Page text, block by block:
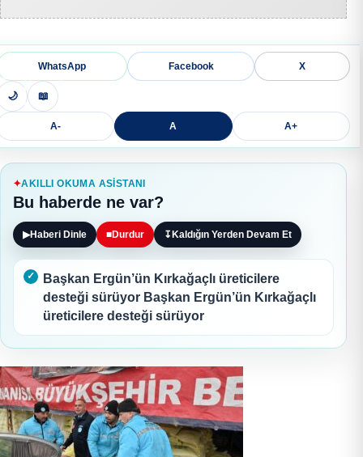
WhatsApp Facebook X
🌙 📖
A- A A+
AKILLI OKUMA ASISTANI
Bu haberde ne var?
▶Haberi Dinle ■Durdur ↧Kaldığın Yerden Devam Et
Başkan Ergün’ün Kırkağaçlı üreticilere
desteği sürüyor Başkan Ergün’ün Kırkağaçlı
üreticilere desteği sürüyor